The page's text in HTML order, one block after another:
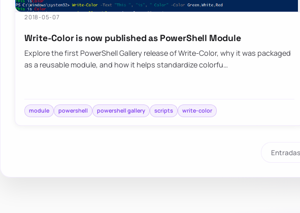
2018-05-07
Write-Color is now published as PowerShell Module
Explore the first PowerShell Gallery release of Write-Color, why it was packaged
as a reusable module, and how it helps standardize colorfu…
module powershell powershell gallery scripts write-color